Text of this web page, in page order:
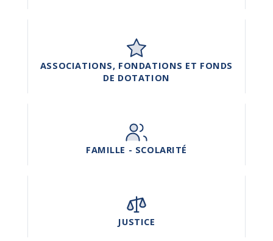
ASSOCIATIONS, FONDATIONS ET FONDS
DE DOTATION
FAMILLE - SCOLARITÉ
JUSTICE